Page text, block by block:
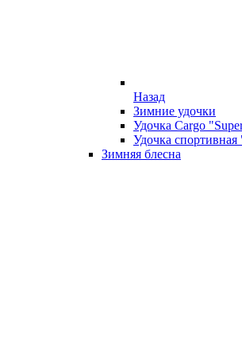
Назад
Зимние удочки
Удочка Cargo
Удочка
Зимняя блесна